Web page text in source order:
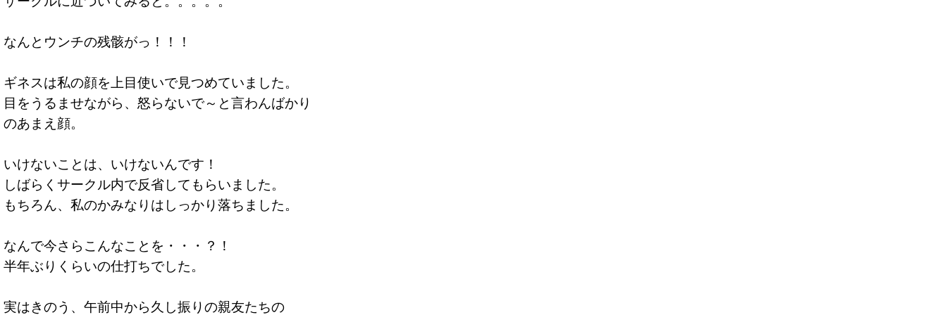
なんとウンチの残骸がっ！！！
ギネスは私の顔を上目使いで見つめていました。
目をうるませながら、怒らないで～と言わんばかり
のあまえ顔。
いけないことは、いけないんです！
しばらくサークル内で反省してもらいました。
もちろん、私のかみなりはしっかり落ちました。
なんで今さらこんなことを・・・？！
半年ぶりくらいの仕打ちでした。
実はきのう、午前中から久し振りの親友たちの